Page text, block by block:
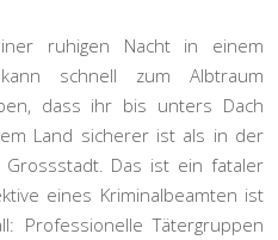
ruhigen Nacht in einem
schnell zum Albtraum
dass ihr bis unters Dach
Land sicherer ist als in der
Das ist ein fataler
eines Kriminalbeamten ist
Professionelle Tätergruppen